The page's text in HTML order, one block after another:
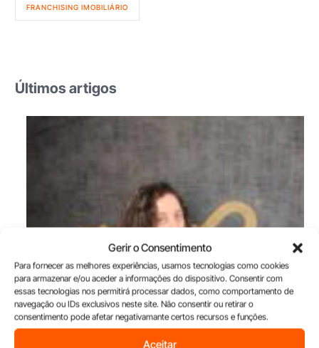
Gerir o Consentimento
Para fornecer as melhores experiências, usamos tecnologias como cookies
para armazenar e/ou aceder a informações do dispositivo. Consentir com
essas tecnologias nos permitirá processar dados, como comportamento de
navegação ou IDs exclusivos neste site. Não consentir ou retirar o
consentimento pode afetar negativamante certos recursos e funções.
Aceitar
FRANCHISING IMOBILIÁRIO
Últimos artigos